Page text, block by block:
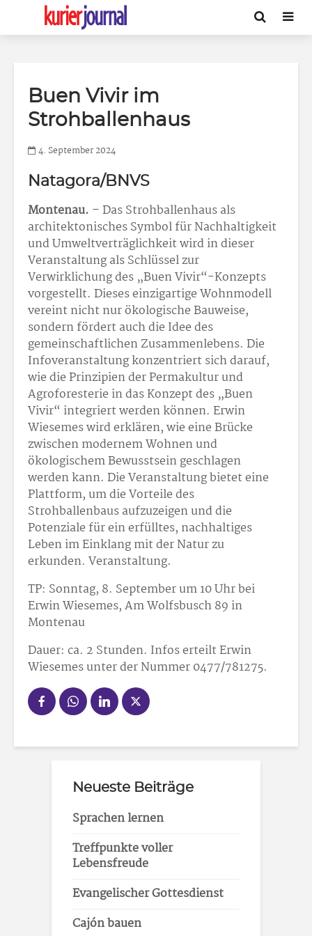
Buen Vivir im
Strohballenhaus
4. September 2024
Natagora/BNVS
Montenau. – Das Strohballenhaus als
architektonisches Symbol für Nachhaltigkeit
und Umweltverträglichkeit wird in dieser
Veranstaltung als Schlüssel zur
Verwirklichung des „Buen Vivir“-Konzepts
vorgestellt. Dieses einzigartige Wohnmodell
vereint nicht nur ökologische Bauweise,
sondern fördert auch die Idee des
gemeinschaftlichen Zusammenlebens. Die
Infoveranstaltung konzentriert sich darauf,
wie die Prinzipien der Permakultur und
Agroforesterie in das Konzept des „Buen
Vivir“ integriert werden können. Erwin
Wiesemes wird erklären, wie eine Brücke
zwischen modernem Wohnen und
ökologischem Bewusstsein geschlagen
werden kann. Die Veranstaltung bietet eine
Plattform, um die Vorteile des
Strohballenbaus aufzuzeigen und die
Potenziale für ein erfülltes, nachhaltiges
Leben im Einklang mit der Natur zu
erkunden. Veranstaltung.
TP: Sonntag, 8. September um 10 Uhr bei
Erwin Wiesemes, Am Wolfsbusch 89 in
Montenau
Dauer: ca. 2 Stunden. Infos erteilt Erwin
Wiesemes unter der Nummer 0477/781275.
Neueste Beiträge
Sprachen lernen
Treffpunkte voller
Lebensfreude
Evangelischer Gottesdienst
Cajón bauen